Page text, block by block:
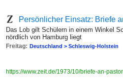
Persönlicher Einsatz: Briefe
Das Lob gilt Schülern in einem Winkel
nördlich von Hamburg liegt
Freitag: Deutschland > Schleswig-Holstein
https://www.zeit.de/1973/10/briefe-an-